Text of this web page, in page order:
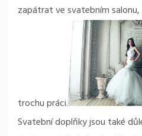
zapátrat ve svatebním
trochu práci.
Svatební doplňky jsou také